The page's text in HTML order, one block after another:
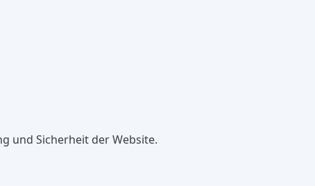
und Sicherheit der Website.